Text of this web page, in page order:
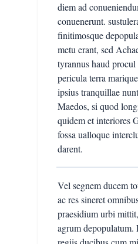
diem ad
conuenerunt.
finitimosque
metu erant, sed
tyrannus haud
pericula terra
ipsius tranquillae
Maedos, si quod
quidem et interiores
fossa ualloque
darent.
Vel segnem ducem
ac res sineret
praesidium urbi
agrum